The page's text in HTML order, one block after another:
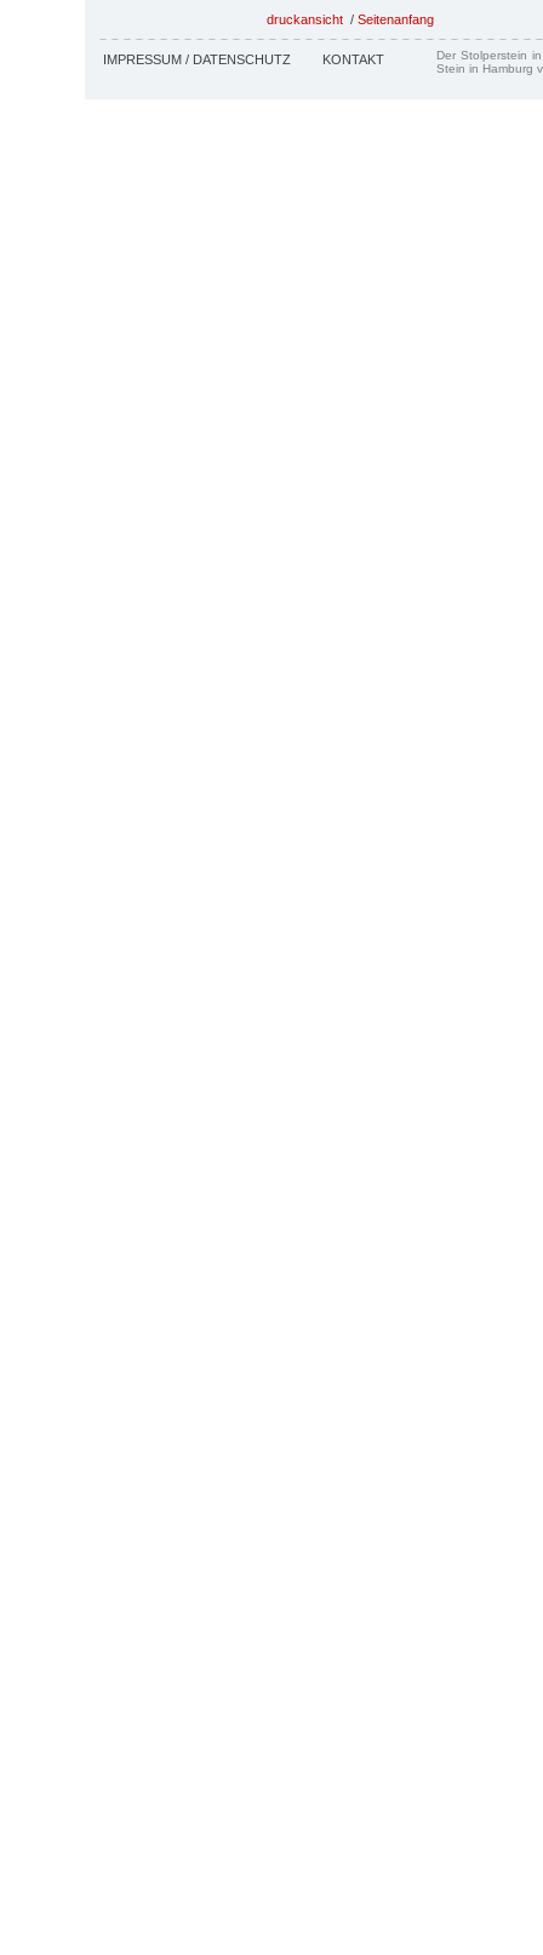
druckansicht / Seitenanfang
IMPRESSUM / DATENSCHUTZ KONTAKT
Der Stolperstein
Stein in Hamburg